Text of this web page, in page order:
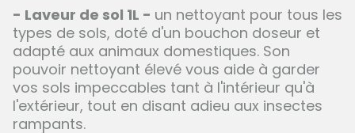
- Laveur de sol 1L - un nettoyant pour tous les
types de sols, doté d'un bouchon doseur et
adapté aux animaux domestiques. Son
pouvoir nettoyant élevé vous aide à garder
vos sols impeccables tant à l'intérieur qu'à
l'extérieur, tout en disant adieu aux insectes
rampants.